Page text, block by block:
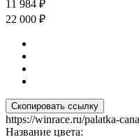
11 984 ₽
22 000 ₽
Скопировать ссылку
https://winrace.ru/palatka-
Название цвета: